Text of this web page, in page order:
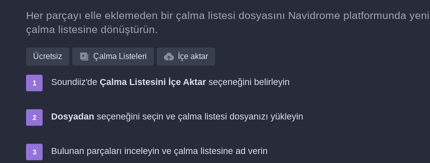
Her parçayı elle eklemeden bir çalma listesi dosyasını Navidrome platformunda
çalma listesine dönüştürün.
Ücretsiz Çalma Listeleri İçe aktar
Soundiiz'de Çalma Listesini İçe Aktar seçeneğini belirleyin
Dosyadan seçeneğini seçin ve çalma listesi dosyanızı yükleyin
Bulunan parçaları inceleyin ve çalma listesine ad verin